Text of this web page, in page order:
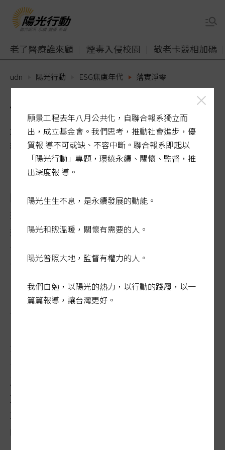
老了醫療誰來顧 煙毒入侵校園 敬老卡競相加碼
udn 陽光行動 ESG焦慮年代 落實淨零
借鏡國際 從小處著手
2022-03-30 02:31:54
經濟日報 / 編譯季晶晶／專題報導
國際永續評比機構標普全球（S&P Global）
近期發布2022年《永續年鑑》，全球參與評
選的7,500多家公司裡，有75家獲ESG金獎
肯定，堪稱企業模範生，他們在環境、社
會、治理三大面向上的努力，很值得借鏡。
日本航空巨擘全日空獲得《永續年鑑》金獎
肯定，台灣則有華航、長榮航入選銀獎。
全日空繼2020年採用無塑膠餐具和吸管後，
去年8月在國際航線經濟艙，再推出利用甘
蔗渣製成、可生物降解的新餐盤。光是停用
塑膠餐盤，客艙內可拋棄塑膠的用量就大減
30%，相當於自2019年度用量減少317公
噸。
願景工程去年八月公共化，自聯合報系獨立而
出，成立基金會。我們思考，推動社會進步，優
質報 導不可或缺、不容中斷。聯合報系即起以
「陽光行動」專題，環繞永續、關懷、監督，推
出深度報 導。
陽光生生不息，是永續發展的動能。
陽光和煦溫暖，關懷有需要的人。
陽光普照大地，監督有權力的人。
我們自勉，以陽光的熱力，以行動的踐履，以一
篇篇報導，讓台灣更好。